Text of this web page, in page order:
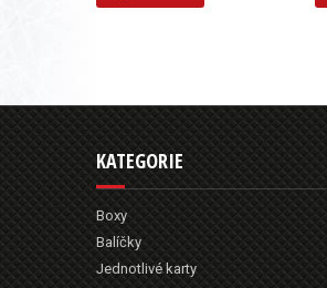
KATEGORIE
Boxy
Balíčky
Jednotlivé karty